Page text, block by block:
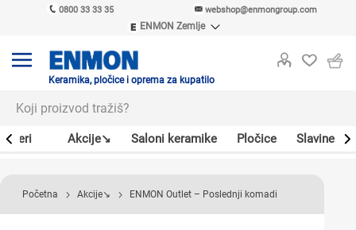
0800 33 33 35 webshop@enmongroup.com
ENMON Zemlje
ENMON MKD
Keramika, pločice i oprema za kupatilo
Akcije↘ Saloni keramike Pločice Slavine
Početna Akcije↘ ENMON Outlet – Poslednji komadi